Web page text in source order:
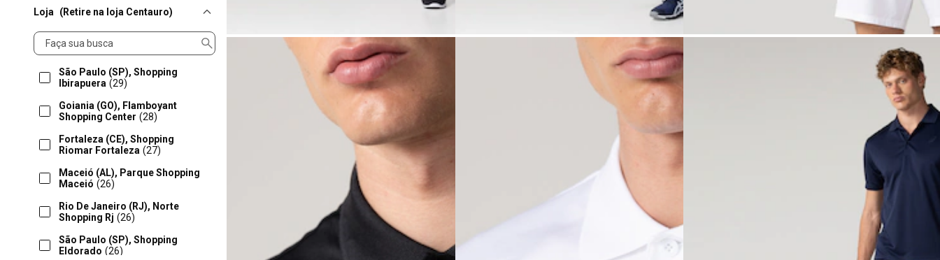
Loja (Retire na loja Centauro)
Loja
São Paulo (SP), Shopping
Ibirapuera (29)
Goiania (GO), Flamboyant
Shopping Center (28)
Fortaleza (CE), Shopping
Riomar Fortaleza (27)
Maceió (AL), Parque Shopping
Maceió (26)
Rio De Janeiro (RJ), Norte
Shopping Rj (26)
São Paulo (SP), Shopping
Eldorado (26)